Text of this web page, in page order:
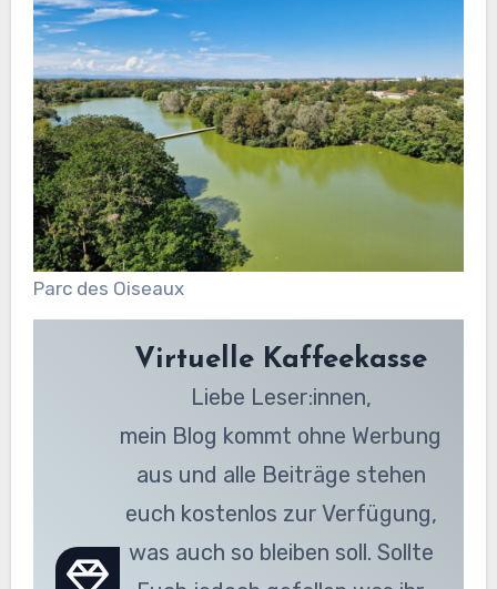
Parc des Oiseaux
Virtuelle Kaffeekasse
Liebe Leser:innen,
mein Blog kommt ohne Werbung
aus und alle Beiträge stehen
euch kostenlos zur Verfügung,
was auch so bleiben soll. Sollte